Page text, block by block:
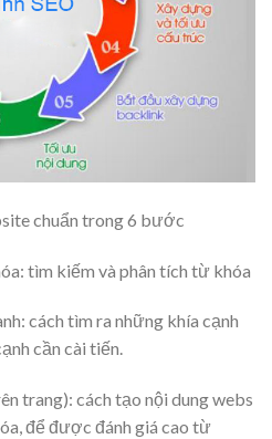
chuẩn trong 6 bước
tìm kiếm và phân tích từ khóa
cách tìm ra những khía cạnh
cần cài tiến.
trang): cách tạo nội dung webs
để được đánh giá cao từ